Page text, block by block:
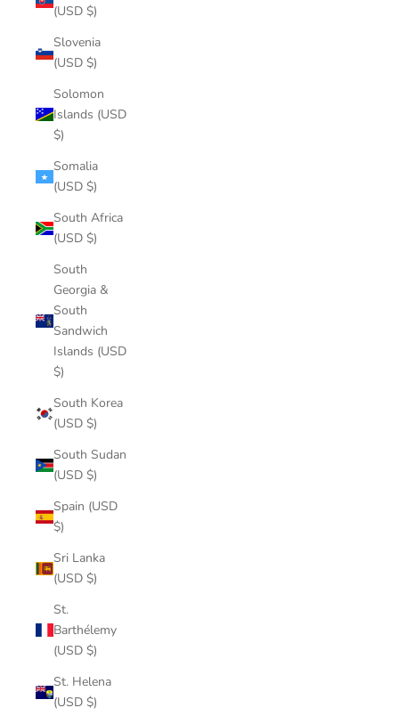
(USD $)
Slovenia
(USD $)
Solomon
Islands (USD
$)
Somalia
(USD $)
South Africa
(USD $)
South
Georgia &
South
Sandwich
Islands (USD
$)
South Korea
(USD $)
South Sudan
(USD $)
Spain (USD
$)
Sri Lanka
(USD $)
St.
Barthélemy
(USD $)
St. Helena
(USD $)